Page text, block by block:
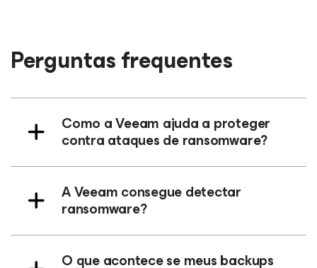
Perguntas frequentes
Como a Veeam ajuda a proteger
contra ataques de ransomware?
A Veeam consegue detectar
ransomware?
O que acontece se meus backups